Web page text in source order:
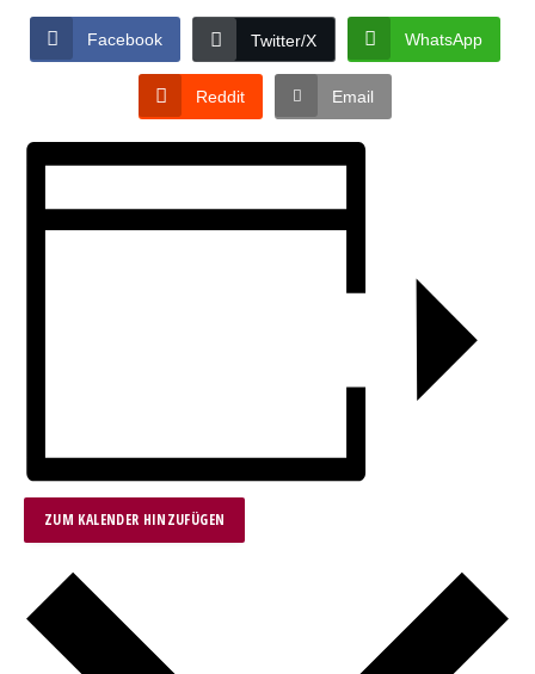
Facebook Twitter/X WhatsApp
Reddit Email
ZUM KALENDER HINZUFÜGEN